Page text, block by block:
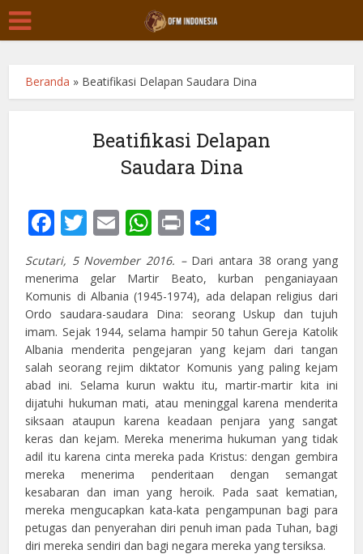
Beranda » Beatifikasi Delapan Saudara Dina
Beatifikasi Delapan
Saudara Dina
Facebook
Twitter
EmailWhatsApp
Print
Scutari, 5 November 2016. – Dari antara 38 orang yang
menerima gelar Martir Beato, kurban penganiayaan
Komunis di Albania (1945-1974), ada delapan religius dari
Ordo saudara-saudara Dina: seorang Uskup dan tujuh
imam. Sejak 1944, selama hampir 50 tahun Gereja Katolik
Albania menderita pengejaran yang kejam dari tangan
salah seorang rejim diktator Komunis yang paling kejam
abad ini. Selama kurun waktu itu, martir-martir kita ini
dijatuhi hukuman mati, atau meninggal karena menderita
siksaan ataupun karena keadaan penjara yang sangat
keras dan kejam. Mereka menerima hukuman yang tidak
adil itu karena cinta mereka pada Kristus: dengan gembira
mereka menerima penderitaan dengan semangat
kesabaran dan iman yang heroik. Pada saat kematian,
mereka mengucapkan kata-kata pengampunan bagi para
petugas dan penyerahan diri penuh iman pada Tuhan, bagi
diri mereka sendiri dan bagi negara mereka yang tersiksa.